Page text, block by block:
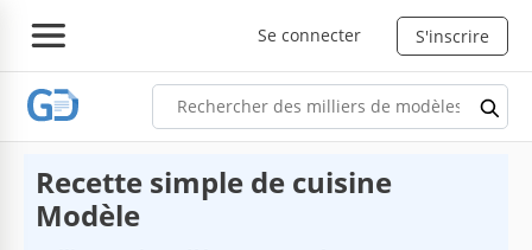
Se connecter S'inscrire
Recette simple de cuisine
Modèle